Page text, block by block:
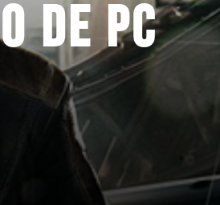
DE PC